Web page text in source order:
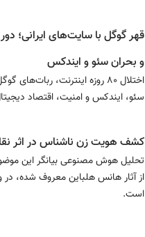
قهر گوگل با سایت‌های ایرانی؛
و بحران سئو و ایندکس
اختلال ۸۰ روزه اینترنت،
سئو، ایندکس و امنیت، اقتصاد
کشف هویت زن ناشناس در اثر
تحلیل هوش مصنوعی بیانگر این
از آثار هانس هلباین معروف شده،
است.